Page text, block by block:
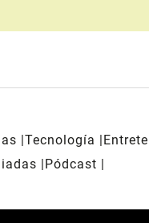
Tecnología
Pódcast